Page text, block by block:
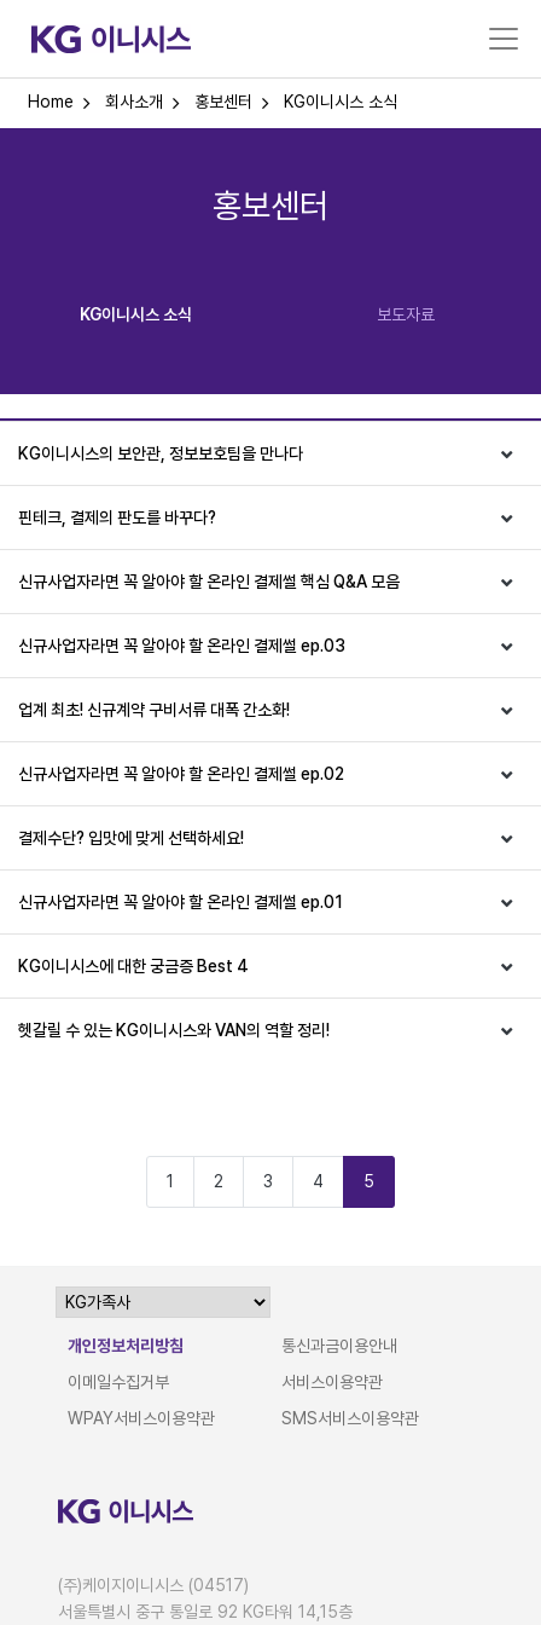
Home 회사소개 홍보센터 KG이니시스 소식
홍보센터
KG이니시스 소식 보도자료
KG이니시스의 보안관, 정보보호팀을 만나다
핀테크, 결제의 판도를 바꾸다?
신규사업자라면 꼭 알아야 할 온라인 결제썰 핵심 Q&A 모음
신규사업자라면 꼭 알아야 할 온라인 결제썰 ep.03
업계 최초! 신규계약 구비서류 대폭 간소화!
신규사업자라면 꼭 알아야 할 온라인 결제썰 ep.02
결제수단? 입맛에 맞게 선택하세요!
신규사업자라면 꼭 알아야 할 온라인 결제썰 ep.01
KG이니시스에 대한 궁금증 Best 4
헷갈릴 수 있는 KG이니시스와 VAN의 역할 정리!
1 2 3 4 5
개인정보처리방침
통신과금이용안내
이메일수집거부
서비스이용약관
WPAY서비스이용약관
SMS서비스이용약관
(주)케이지이니시스 (04517)
서울특별시 중구 통일로 92 KG타워 14,15층